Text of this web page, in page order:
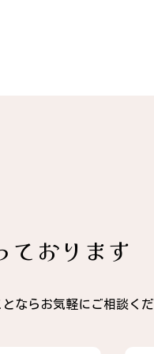
ております
ならお気軽にご相談く